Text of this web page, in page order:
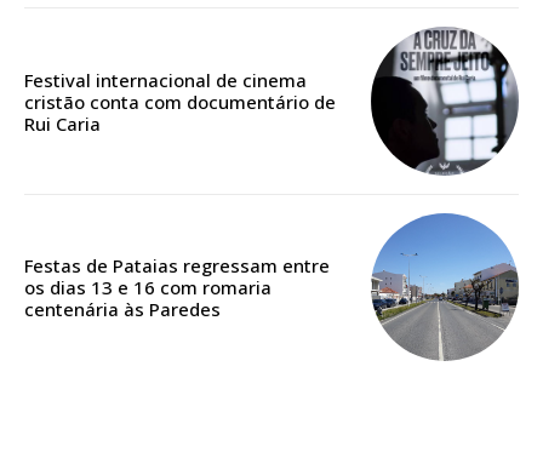
Acesso ao conteúdo online
Acesso aos conteúdos Exclusivos para
assinantes
Festival internacional de cinema
cristão conta com documentário de
Rui Caria
Festas de Pataias regressam entre
os dias 13 e 16 com romaria
centenária às Paredes